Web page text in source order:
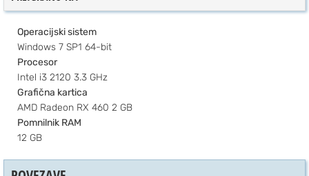
Operacijski sistem
Windows 7 SP1 64-bit
Procesor
Intel i3 2120 3.3 GHz
Grafična kartica
AMD Radeon RX 460 2 GB
Pomnilnik RAM
12 GB